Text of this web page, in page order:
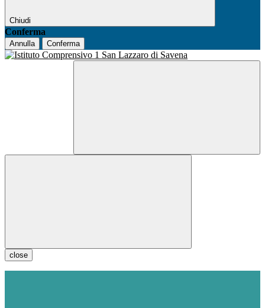
Chiudi
Conferma
Annulla Conferma
close